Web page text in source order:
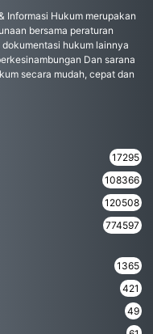
Informasi Hukum merupakan
bersama peraturan
hukum lainnya
Dan sarana
secara mudah, cepat dan
17295
108366
120508
774597
1365
421
49